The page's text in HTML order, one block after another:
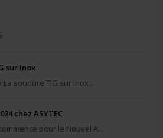
sur Inox
La soudure TIG sur inox...
chez ASYTEC
pour le Nouvel A...